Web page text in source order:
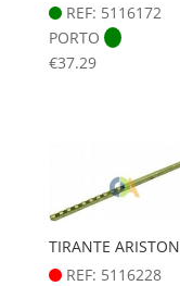
REF: 5116172
PORTO
€37.29
TIRANTE ARISTON
REF: 5116228